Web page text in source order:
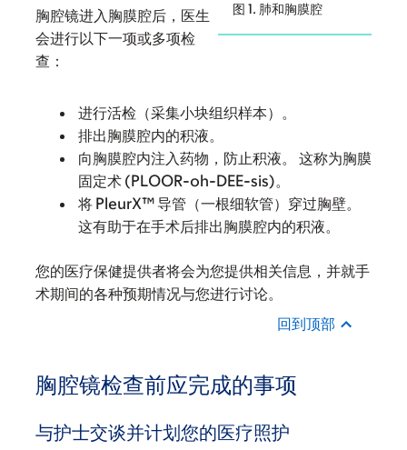
图 1. 肺和胸膜腔
胸腔镜进入胸膜腔后，医生
会进行以下一项或多项检
查：
进行活检（采集小块组织样本）。
排出胸膜腔内的积液。
向胸膜腔内注入药物，防止积液。 这称为胸膜
固定术 (PLOOR-oh-DEE-sis)。
将 PleurX™ 导管（一根细软管）穿过胸壁。
这有助于在手术后排出胸膜腔内的积液。
您的医疗保健提供者将会为您提供相关信息，并就手
术期间的各种预期情况与您进行讨论。
回到顶部
胸腔镜检查前应完成的事项
与护士交谈并计划您的医疗照护